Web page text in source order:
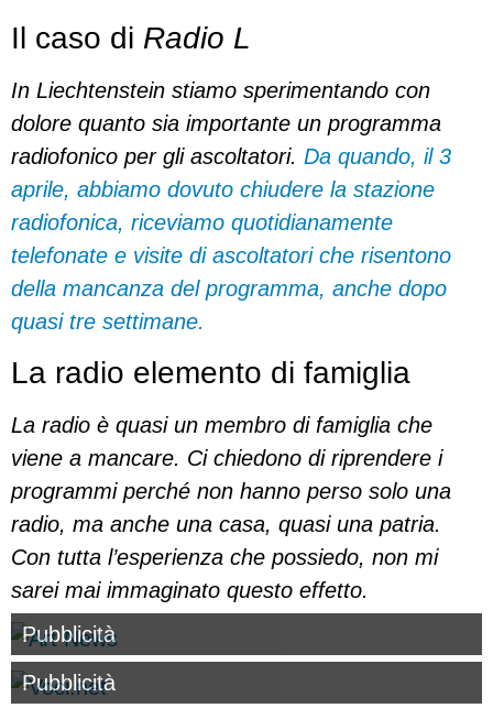
Il caso di Radio L
In Liechtenstein stiamo sperimentando con
dolore quanto sia importante un programma
radiofonico per gli ascoltatori. Da quando, il 3
aprile, abbiamo dovuto chiudere la stazione
radiofonica, riceviamo quotidianamente
telefonate e visite di ascoltatori che risentono
della mancanza del programma, anche dopo
quasi tre settimane.
La radio elemento di famiglia
La radio è quasi un membro di famiglia che
viene a mancare. Ci chiedono di riprendere i
programmi perché non hanno perso solo una
radio, ma anche una casa, quasi una patria.
Con tutta l’esperienza che possiedo, non mi
sarei mai immaginato questo effetto.
Pubblicità
Pubblicità